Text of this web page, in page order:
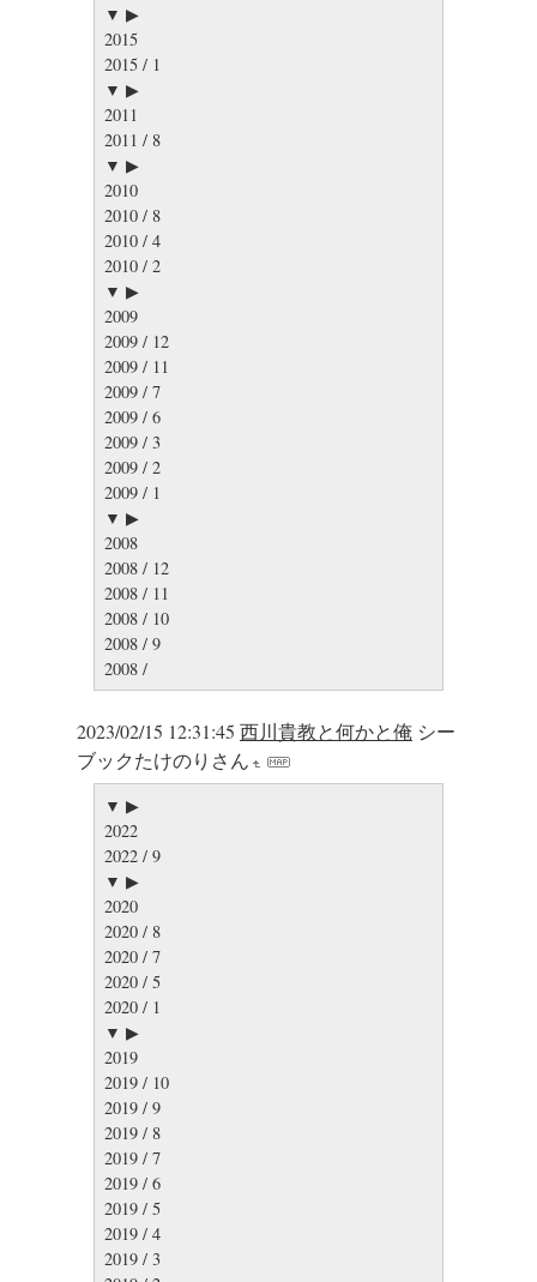
▼ ▶
2015
2015 / 1
▼ ▶
2011
2011 / 8
▼ ▶
2010
2010 / 8
2010 / 4
2010 / 2
▼ ▶
2009
2009 / 12
2009 / 11
2009 / 7
2009 / 6
2009 / 3
2009 / 2
2009 / 1
▼ ▶
2008
2008 / 12
2008 / 11
2008 / 10
2008 / 9
2008 /
2023/02/15 12:31:45 西川貴教と何かと俺 シー
ブックたけのりさん
▼ ▶
2022
2022 / 9
▼ ▶
2020
2020 / 8
2020 / 7
2020 / 5
2020 / 1
▼ ▶
2019
2019 / 10
2019 / 9
2019 / 8
2019 / 7
2019 / 6
2019 / 5
2019 / 4
2019 / 3